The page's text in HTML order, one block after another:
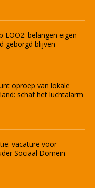
LOO2: belangen eigen
geborgd blijven
oproep van lokale
schaf het luchtalarm
vacature voor
Sociaal Domein